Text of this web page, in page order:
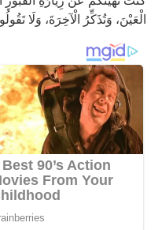
الْعَيْنَ، وَتُذَكِّرُ الْآخِرَةَ، وَلَا